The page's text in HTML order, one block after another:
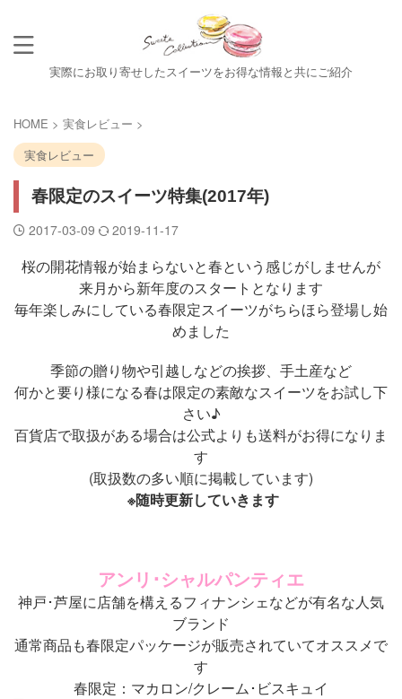
実際にお取り寄せしたスイーツをお得な情報と共にご紹介
HOME > 実食レビュー >
実食レビュー
春限定のスイーツ特集(2017年)
2017-03-09 2019-11-17
桜の開花情報が始まらないと春という感じがしませんが
来月から新年度のスタートとなります
毎年楽しみにしている春限定スイーツがちらほら登場し始
めました
季節の贈り物や引越しなどの挨拶、手土産など
何かと要り様になる春は限定の素敵なスイーツをお試し下
さい♪
百貨店で取扱がある場合は公式よりも送料がお得になりま
す
(取扱数の多い順に掲載しています)
※随時更新していきます
アンリ･シャルパンティエ
神戸･芦屋に店舗を構えるフィナンシェなどが有名な人気
ブランド
通常商品も春限定パッケージが販売されていてオススメで
す
春限定：マカロン/クレーム･ビスキュイ